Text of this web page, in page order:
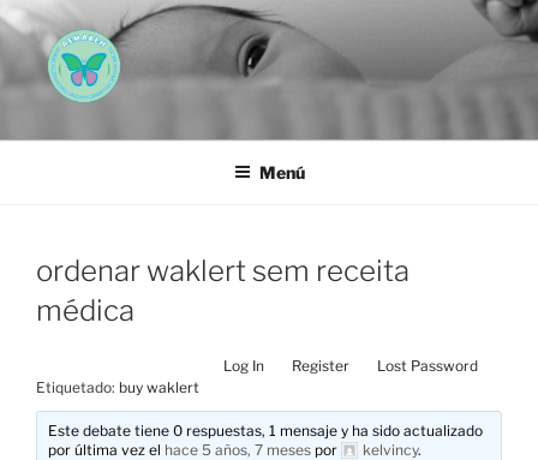
Saltar
al
contenido
AEMAREH
Menú
ordenar waklert sem receita
médica
Log In Register
Lost Password
Etiquetado: buy waklert
Este debate tiene 0 respuestas, 1 mensaje y ha sido actualizado
por última vez el hace 5 años, 7 meses por kelvincy.